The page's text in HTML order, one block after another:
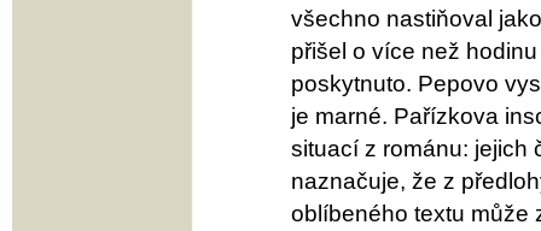
všechno nastiňoval
přišel o více než
poskytnuto. Pepovo
je marné. Pařízkova
situací z románu: jejich
naznačuje, že z
oblíbeného textu může